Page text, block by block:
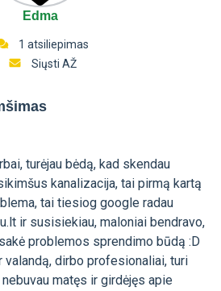
Edma
1 atsiliepimas
Siųsti AŽ
turėjau bėdą, kad skendau
kanalizacija, tai pirmą kartą
tai tiesiog google radau
ir susisiekiau, maloniai bendravo,
problemos sprendimo būdą :D
valandą, dirbo profesionaliai, turi
matęs ir girdėjęs apie